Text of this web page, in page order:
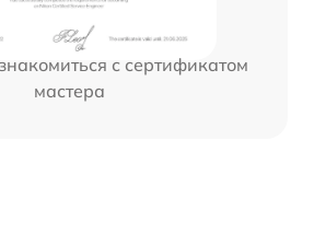
с сертификатом
мастера